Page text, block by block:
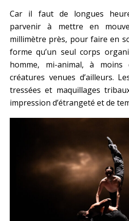
Car il faut de longues
parvenir à mettre en
millimètre près, pour faire en
forme qu’un seul corps
homme, mi-animal, à moins
créatures venues d’ailleurs.
tressées et maquillages
impression d’étrangeté et de